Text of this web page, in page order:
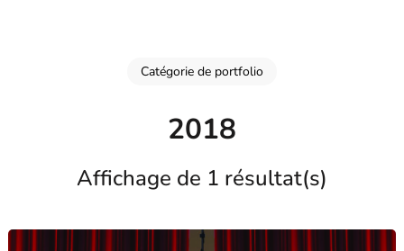
Catégorie de portfolio
2018
Affichage de 1 résultat(s)